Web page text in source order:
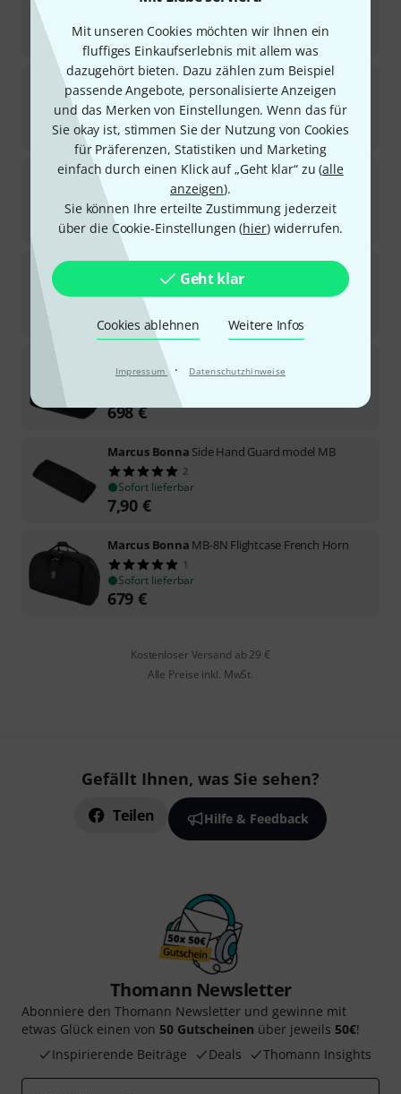
Mit unseren Cookies möchten wir Ihnen ein
fluffiges Einkaufserlebnis mit allem was
dazugehört bieten. Dazu zählen zum Beispiel
passende Angebote, personalisierte Anzeigen
und das Merken von Einstellungen. Wenn das für
Sie okay ist, stimmen Sie der Nutzung von Cookies
für Präferenzen, Statistiken und Marketing
einfach durch einen Klick auf „Geht klar“ zu (alle
anzeigen).
Sie können Ihre erteilte Zustimmung jederzeit
über die Cookie-Einstellungen (hier) widerrufen.
Geht klar
Cookies ablehnen Weitere Infos
Impressum · Datenschutzhinweise
4
659€
Marcus BonnaMB-3N Case for French Horn
2
Sofort lieferbar
598 €
Marcus Bonna Shoulder Strap with loops
4
Sofort lieferbar
19,90€
Marcus BonnaClips 4ever
3
Sofort lieferbar
2,90 €
Marcus Bonna
Sofort lieferbar
698€
Marcus Bonna Side Hand Guard model MB
2
Sofort lieferbar
7,90 €
Marcus Bonna MB-8N Flightcase French Horn
1
Sofort lieferbar
679 €
Kostenloser Versand ab 29 €
Alle Preise inkl. MwSt.
Gefällt Ihnen, was Sie sehen?
Teilen Hilfe & Feedback
Thomann Newsletter
Abonniere den Thomann Newsletter und gewinne mit
etwas Glück einen von 50 Gutscheinen über jeweils 50€!
Inspirierende Beiträge
Deals Thomann Insights